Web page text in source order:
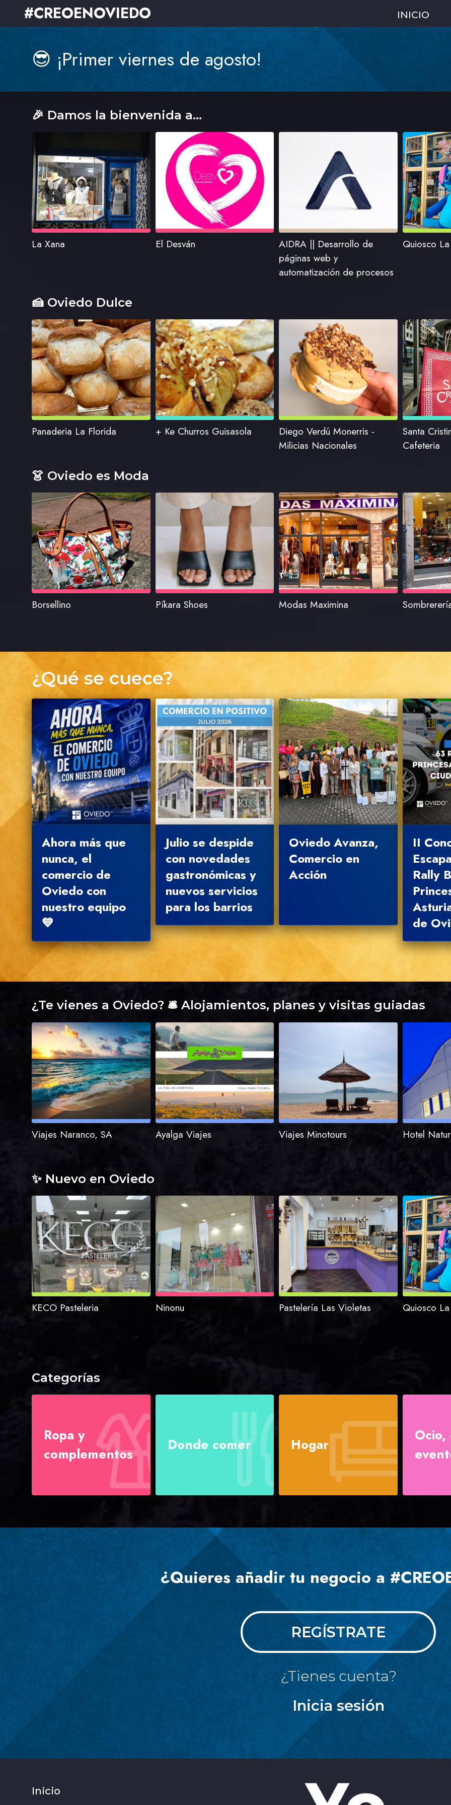
#CREOENOVIEDO INICIO
😎 ¡Primer viernes de agosto!
🎉 Damos la bienvenida a...
La Xana El Desván
AIDRA || Desarrollo de
páginas web y
automatización de procesos
Quiosco
🍰 Oviedo Dulce
Panaderia La Florida + Ke Churros Guisasola
Diego Verdú Monerris -
Milicias Nacionales
Santa
Cafeteria
👗 Oviedo es Moda
Borsellino Píkara Shoes Modas Maximina
¿Qué se cuece?
Ahora más que
nunca, el
comercio de
Oviedo con
nuestro equipo
💙
Julio se despide
con novedades
gastronómicas y
nuevos servicios
para los barrios
Oviedo Avanza,
Comercio en
Acción
II
Rally
de
¿Te vienes a Oviedo? 🛎️ Alojamientos, planes y visitas guiadas
Viajes Naranco, SA Ayalga Viajes Viajes Minotours Hotel
✨ Nuevo en Oviedo
KECO Pasteleria Ninonu Pastelería Las Violetas Quiosco
Categorías
Ropa y
complementos
Donde comer Hogar
¿Quieres añadir tu negocio a
REGÍSTRATE
¿Tienes cuenta?
Inicia sesión
Inicio